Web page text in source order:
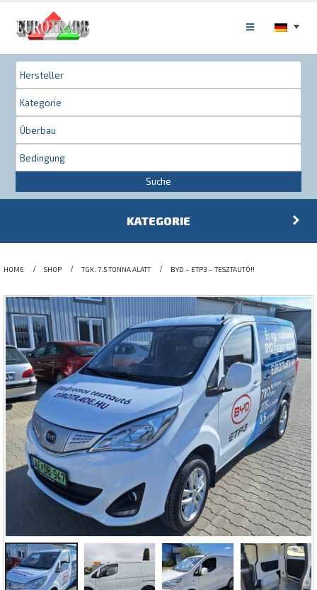
Suche
KATEGORIE
HOME SHOP TGK. 7.5 TONNA ALATT BYD – ETP3 – TESZTAUTÓ!!